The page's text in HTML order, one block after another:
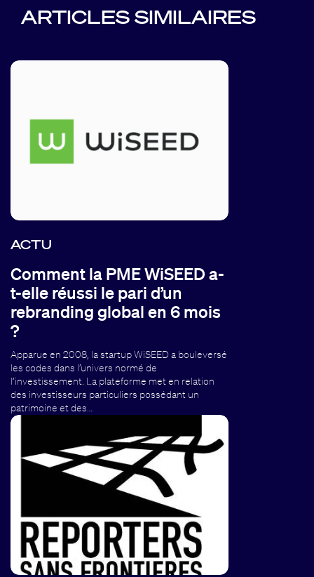
ARTICLES SIMILAIRES
ACTU
Comment la PME WiSEED a-
t-elle réussi le pari d’un
rebranding global en 6 mois
?
Apparue en 2008, la startup WiSEED a bouleversé
les codes dans l’univers normé de
l’investissement. La plateforme met en relation
des investisseurs particuliers possédant un
patrimoine et des…